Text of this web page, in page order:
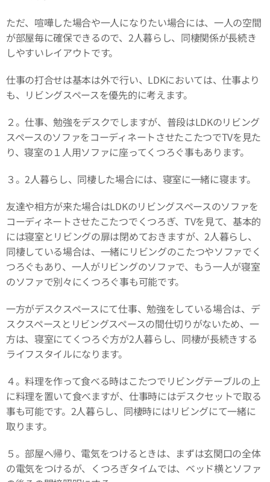
ただ、喧嘩した場合や一人になりたい場合には、一人の空間
が部屋毎に確保できるので、2人暮らし、同棲関係が長続き
しやすいレイアウトです。
仕事の打合せは基本は外で行い、LDKにおいては、仕事より
も、リビングスペースを優先的に考えます。
２。仕事、勉強をデスクでしますが、普段はLDKのリビング
スペースのソファをコーディネートさせたこたつでTVを見た
り、寝室の１人用ソファに座ってくつろぐ事もあります。
３。2人暮らし、同棲した場合には、寝室に一緒に寝ます。
友達や相方が来た場合はLDKのリビングスペースのソファを
コーディネートさせたこたつでくつろぎ、TVを見て、基本的
には寝室とリビングの扉は閉めておきますが、2人暮らし、
同棲している場合は、一緒にリビングのこたつやソファでく
つろぐもあり、一人がリビングのソファで、もう一人が寝室
のソファで別々にくつろぐ事も可能です。
一方がデスクスペースにて仕事、勉強をしている場合は、デ
スクスペースとリビングスペースの間仕切りがないため、一
方は、寝室にてくつろぐ方が2人暮らし、同棲が長続きする
ライフスタイルになります。
４。料理を作って食べる時はこたつでリビングテーブルの上
に料理を置いて食べますが、仕事時にはデスクセットで取る
事も可能です。2人暮らし、同棲時にはリビングにて一緒に
取ります。
５。部屋へ帰り、電気をつけるときは、まずは玄関口の全体
の電気をつけるが、くつろぎタイムでは、ベッド横とソファ